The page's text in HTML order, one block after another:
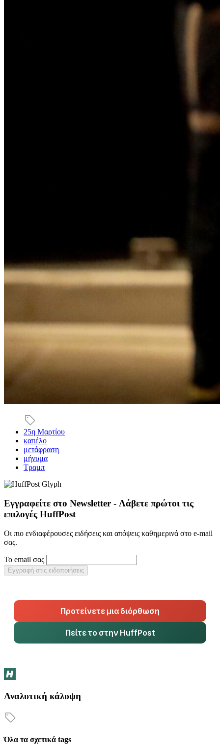
25η Μαρτίου
καπέλο
μετάφραση
μήνυμα
Τραμπ
Εγγραφείτε στο Newsletter - Λάβετε πρώτοι τις
επιλογές HuffPost
Οι πιο ενδιαφέρουσες ειδήσεις και απόψεις καθημερινά στο e-mail
σας.
Το email σας
Εγγραφή στις ειδοποιήσεις
Προτείνετε μια διόρθωση
Πείτε το στην HuffPost
Αναλυτική κάλυψη
Όλα τα σχετικά tags